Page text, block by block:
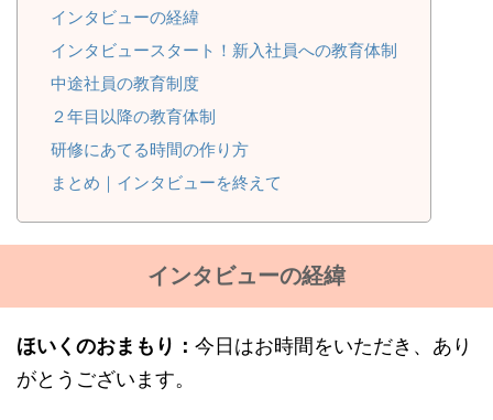
インタビューの経緯
インタビュースタート！新入社員への教育体制
中途社員の教育制度
２年目以降の教育体制
研修にあてる時間の作り方
まとめ｜インタビューを終えて
インタビューの経緯
ほいくのおまもり： 今日はお時間をいただき、あり
がとうございます。